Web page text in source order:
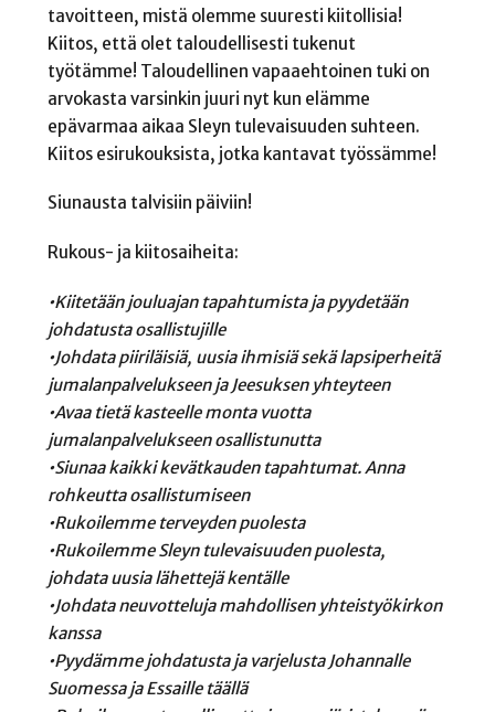
tavoitteen, mistä olemme suuresti kiitollisia!
Kiitos, että olet taloudellisesti tukenut
työtämme! Taloudellinen vapaaehtoinen tuki on
arvokasta varsinkin juuri nyt kun elämme
epävarmaa aikaa Sleyn tulevaisuuden suhteen.
Kiitos esirukouksista, jotka kantavat työssämme!
Siunausta talvisiin päiviin!
Rukous- ja kiitosaiheita:
•Kiitetään jouluajan tapahtumista ja pyydetään
johdatusta osallistujille
•Johdata piiriläisiä, uusia ihmisiä sekä lapsiperheitä
jumalanpalvelukseen ja Jeesuksen yhteyteen
•Avaa tietä kasteelle monta vuotta
jumalanpalvelukseen osallistunutta
•Siunaa kaikki kevätkauden tapahtumat. Anna
rohkeutta osallistumiseen
•Rukoilemme terveyden puolesta
•Rukoilemme Sleyn tulevaisuuden puolesta,
johdata uusia lähettejä kentälle
•Johdata neuvotteluja mahdollisen yhteistyökirkon
kanssa
•Pyydämme johdatusta ja varjelusta Johannalle
Suomessa ja Essaille täällä